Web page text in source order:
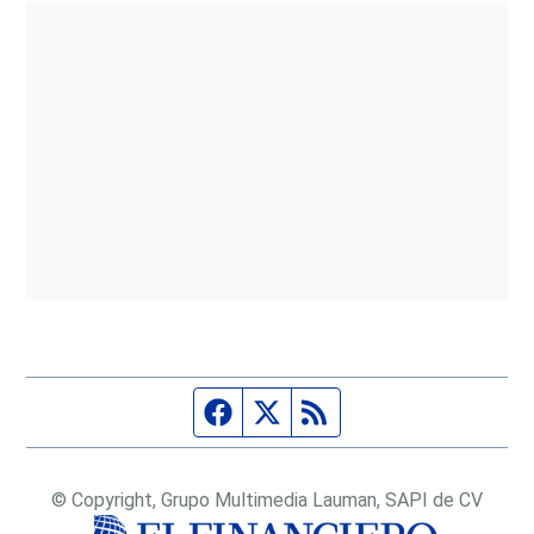
Página de Facebook
Fuente Twitter
© Copyright, Grupo Multimedia Lauman, SAPI de CV